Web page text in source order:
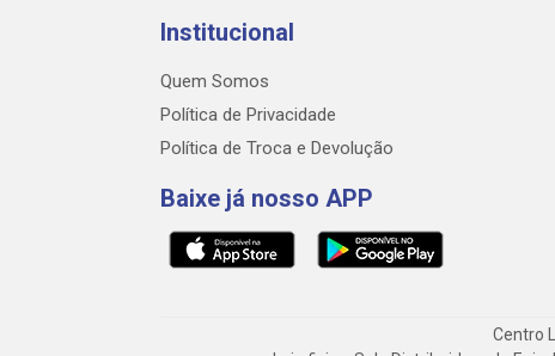
Institucional
Quem Somos
Política de Privacidade
Política de Troca e Devolução
Baixe já nosso APP
Centro